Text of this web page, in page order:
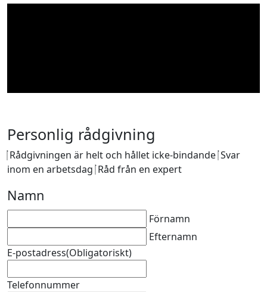
Personlig rådgivning
Rådgivningen är helt och hållet icke-bindandeSvar
inom en arbetsdag Råd från en expert
Namn
Förnamn
Efternamn
E-postadress(Obligatoriskt)
Telefonnummer